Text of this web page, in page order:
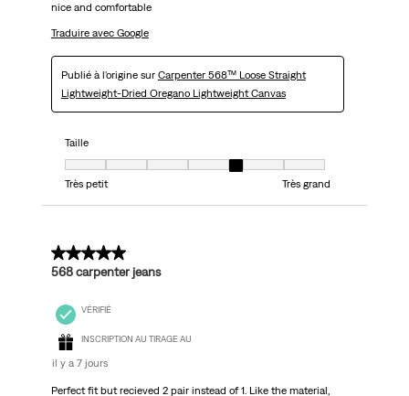
nice and comfortable
Traduire avec Google
Publié à l'origine sur Carpenter 568™ Loose Straight
Lightweight-Dried Oregano Lightweight Canvas
Taille
Taille, 5 sur 7, où 1 est égal à Très petit et 7 est égal à Très grand
Très petit
Très grand
5 sur 5 étoiles.
568 carpenter jeans
VÉRIFIÉ
INSCRIPTION AU TIRAGE AU
il y a 7 jours
Perfect fit but recieved 2 pair instead of 1. Like the material,